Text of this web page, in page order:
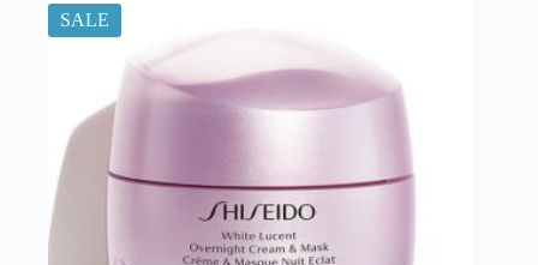
SALE